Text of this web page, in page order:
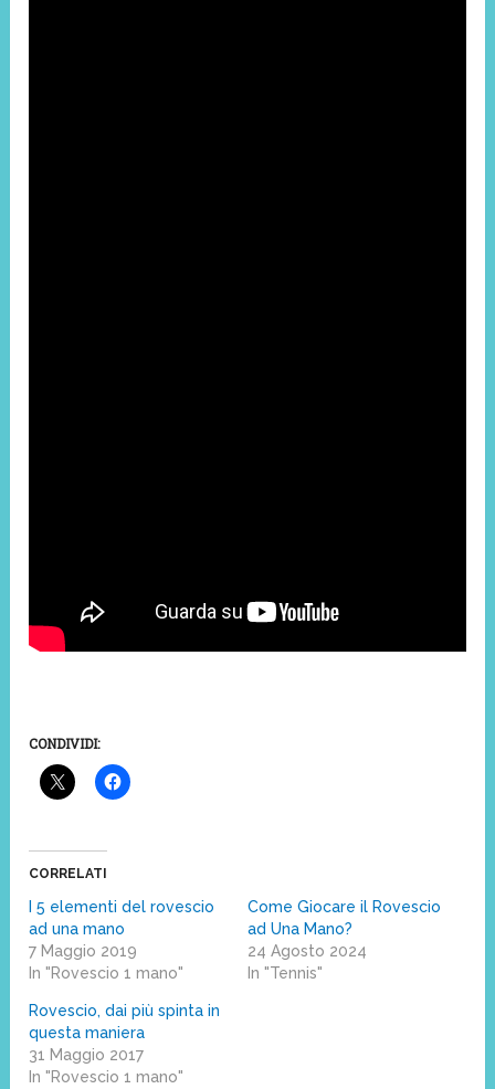
CONDIVIDI:
CORRELATI
I 5 elementi del rovescio
ad una mano
7 Maggio 2019
In "Rovescio 1 mano"
Come Giocare il Rovescio
ad Una Mano?
24 Agosto 2024
In "Tennis"
Rovescio, dai più spinta in
questa maniera
31 Maggio 2017
In "Rovescio 1 mano"